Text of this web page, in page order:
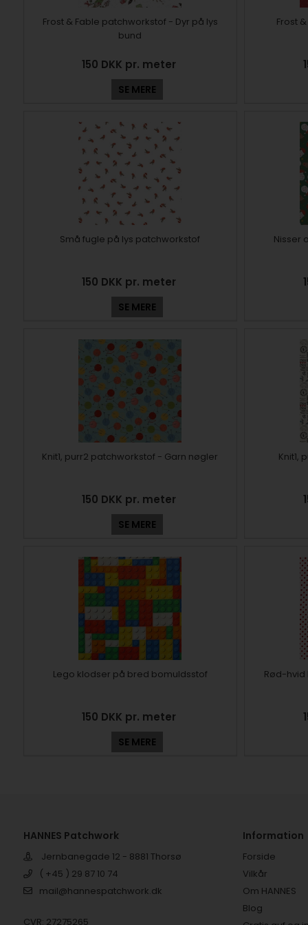
Frost & Fable patchworkstof - Dyr på lys
bund
150 DKK pr. meter
SE MERE
Frost
Små fugle på lys patchworkstof
150 DKK pr. meter
SE MERE
Nisser
Knit1, purr2 patchworkstof - Garn nøgler
150 DKK pr. meter
SE MERE
Knit1,
Lego klodser på bred bomuldsstof
150 DKK pr. meter
SE MERE
Rød-
HANNES Patchwork
Jernbanegade 12 - 8881 Thorsø
( +45 ) 29 87 10 74
mail@hannespatchwork.dk
CVR: 27275265
Information
Forside
Vilkår
Om HANNES
Blog